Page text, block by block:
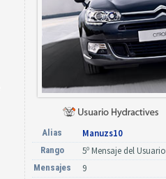
Alias Manuzs10
Rango 5º Mensaje del Usuario
Mensajes 9